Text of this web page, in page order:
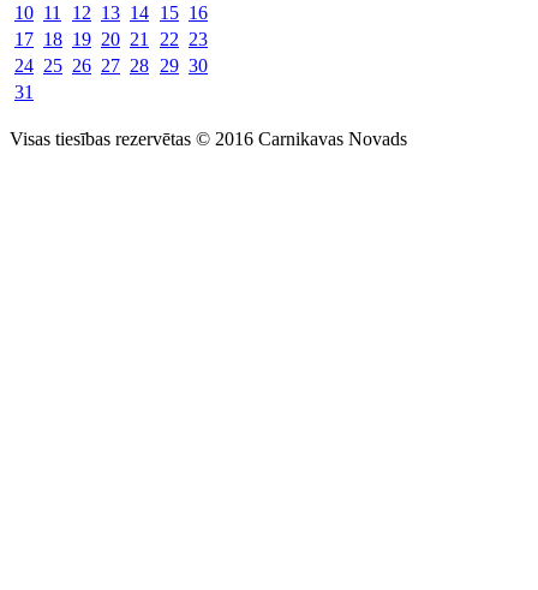
10 11 12 13 14 15 16
17 18 19 20 21 22 23
24 25 26 27 28 29 30
31
Visas tiesības rezervētas © 2016 Carnikavas Novads